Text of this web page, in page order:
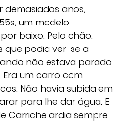
demasiados anos,
um modelo
baixo. Pelo chão.
que podia ver-se a
não estava parado
um carro com
Não havia subida em
para lhe dar água. E
Carriche ardia sempre